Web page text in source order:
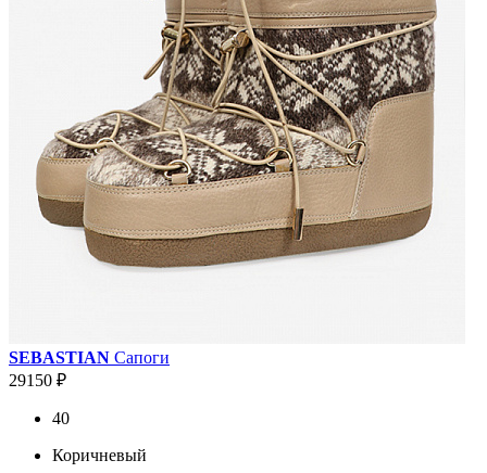
SEBASTIAN Сапоги
29150 ₽
40
Коричневый